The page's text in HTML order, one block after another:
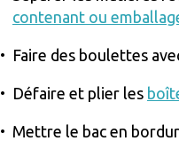
contenant ou
Faire des boulettes
Défaire et plier les
Mettre le bac en